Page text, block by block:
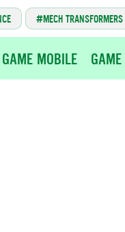
MECH TRANSFORMERS
GAME MOBILE